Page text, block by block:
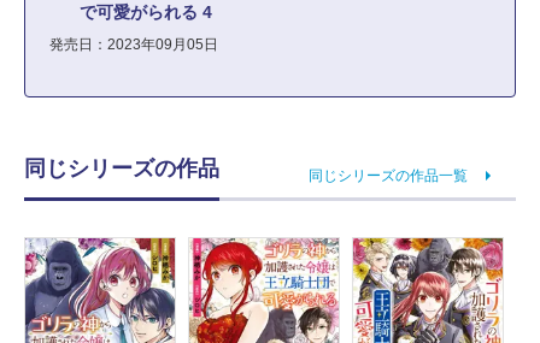
で可愛がられる 4
発売日：2023年09月05日
同じシリーズの作品 同じシリーズの作品一覧